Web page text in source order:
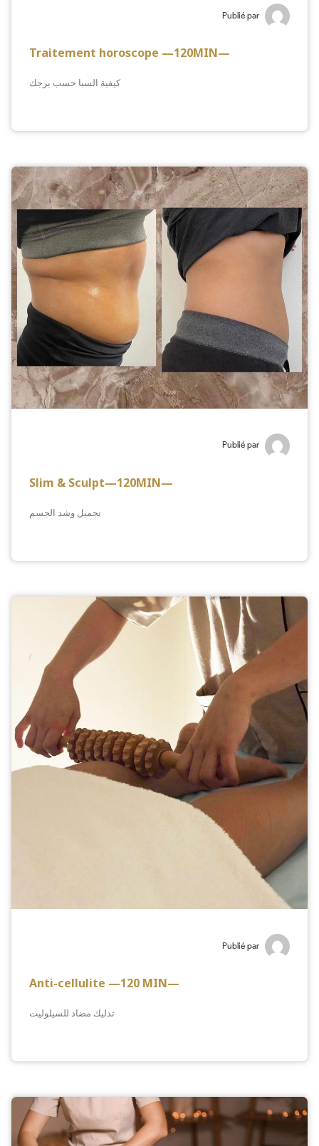
Publié par
Traitement horoscope —120MIN—
كيفية السبا حسب برجك
Publié par
Slim & Sculpt—120MIN—
تجميل وشد الجسم
Publié par
Anti-cellulite —120 MIN—
تدليك مضاد للسيلوليت